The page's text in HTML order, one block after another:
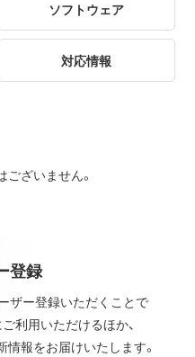
ソフトウェア
対応情報
ざいません。
登録
ザー登録いただくことで
利用いただけるほか、
報をお届けいたします。